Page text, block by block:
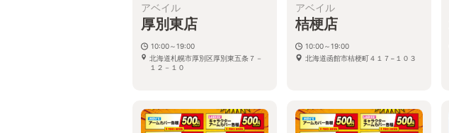
アベイル
厚別東店
10:00～19:00
北海道札幌市厚別区厚別東五条７－
１２－１０
アベイル
桔梗店
10:00～19:00
北海道函館市桔梗町４１７−１０３